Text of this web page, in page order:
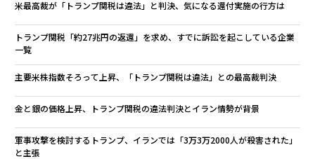
米最高裁が「トランプ関税は違法」と判決、気になる還付実施の行方は
トランプ関税「約27兆円の返還」を求め、すでに訴訟を起こしている企業
一覧
主要米株指数そろって上昇、「トランプ関税は違法」との最高裁判決
金と銀の価格上昇、トランプ関税の違法判決とイラン情勢が背景
軍事攻撃を検討するトランプ、イランでは「3万3万2000人が殺害された」
と主張